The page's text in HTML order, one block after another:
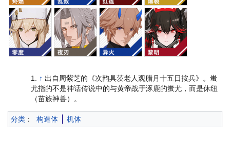
↑ 出自周紫芝的《次韵具茨老人观腊月十五日按兵》。蚩
尤指的不是神话传说中的与黄帝战于涿鹿的蚩尤，而是休纽
（苗族神兽）。
分类 ： 构造体 机体